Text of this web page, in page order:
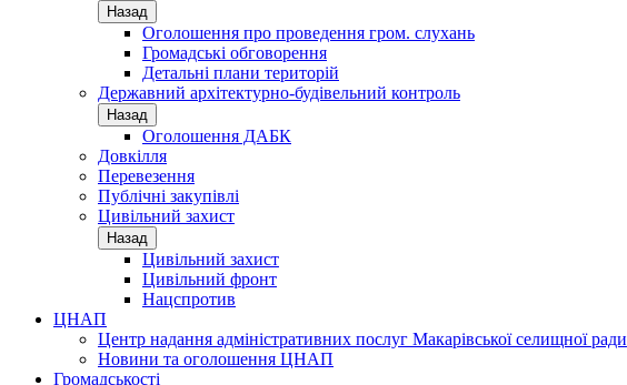
Назад
Оголошення про проведення гром. слухань
Громадські обговорення
Детальні плани територій
Державний архітектурно-будівельний контроль
Назад
Оголошення ДАБК
Довкілля
Перевезення
Публічні закупівлі
Цивільний захист
Назад
Цивільний захист
Цивільний фронт
Нацспротив
ЦНАП
Центр надання адміністративних послуг Макарівської селищної ради
Новини та оголошення ЦНАП
Громадськості